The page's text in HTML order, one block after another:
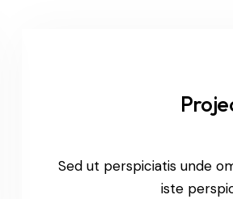
Sed ut perspiciatis unde
iste